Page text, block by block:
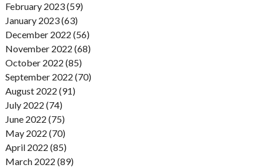
February 2023 (59)
January 2023 (63)
December 2022 (56)
November 2022 (68)
October 2022 (85)
September 2022 (70)
August 2022 (91)
July 2022 (74)
June 2022 (75)
May 2022 (70)
April 2022 (85)
March 2022 (89)